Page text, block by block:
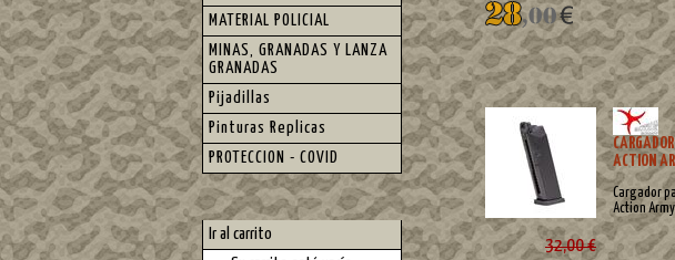
ACTION
Cargador
Action Army
32,00 €
MATERIAL POLICIAL
MINAS, GRANADAS Y LANZA
GRANADAS
Pijadillas
Pinturas Replicas
PROTECCION - COVID
Ir al carrito